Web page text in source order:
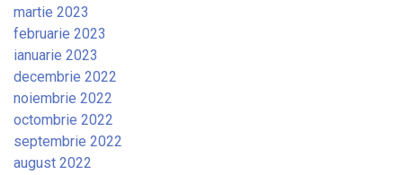
martie 2023
februarie 2023
ianuarie 2023
decembrie 2022
noiembrie 2022
octombrie 2022
septembrie 2022
august 2022